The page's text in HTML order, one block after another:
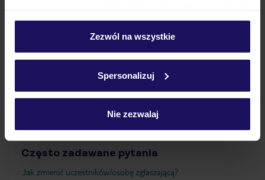
personalizować swój wybór wchodząc w zakładkę
Szczegółowe informacje o plikach cookie znajdziesz
Zezwól na wszystkie
Spersonalizuj
Nie zezwalaj
Atrakcje
Ważne informacje
Często zadawane pytania
Jak zmienić uczestników/osobę zgłaszającą?